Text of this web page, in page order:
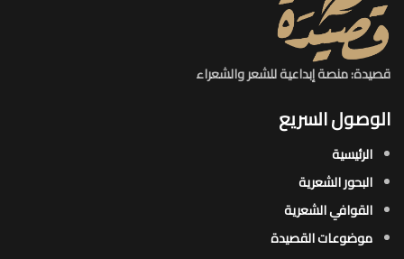
قصيدة: منصة إبداعية للشعر والشعراء
الوصول السريع
الرئيسية
البحور الشعرية​
القوافي الشعرية​
موضوعات القصيدة​